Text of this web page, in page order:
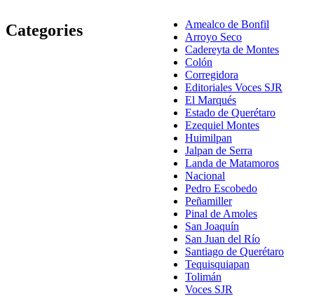
Categories
Amealco de Bonfil
Arroyo Seco
Cadereyta de Montes
Colón
Corregidora
Editoriales Voces SJR
El Marqués
Estado de Querétaro
Ezequiel Montes
Huimilpan
Jalpan de Serra
Landa de Matamoros
Nacional
Pedro Escobedo
Peñamiller
Pinal de Amoles
San Joaquín
San Juan del Río
Santiago de Querétaro
Tequisquiapan
Tolimán
Voces SJR